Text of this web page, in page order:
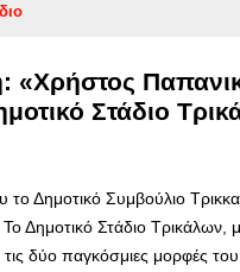
«Χρήστος
Στάδιο
Δημοτικό Συμβούλιο
Το Δημοτικό Στάδιο
τις δύο παγκόσμιες μορφές